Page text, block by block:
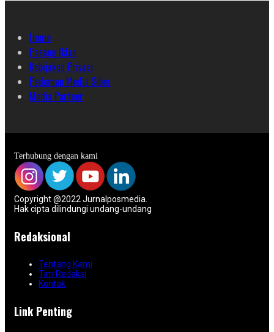
Home
Pasang Iklan
Kebijakan Privasi
Pedoman Media Siber
Media Partner
Terhubung dengan kami
Copyright @2022 Jurnalposmedia.
Hak cipta dilindungi undang-undang
Redaksional
Tentang Kami
Tim Redaksi
Kontak
Link Penting